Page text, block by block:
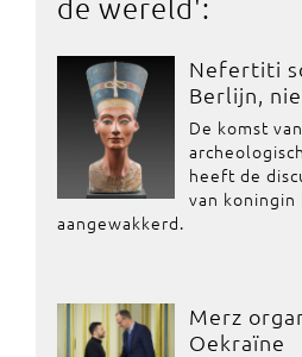
de wereld ':
Nefertiti
Berlijn,
De komst
heeft de
van
aangewakkerd.
Merz
Oekraïne